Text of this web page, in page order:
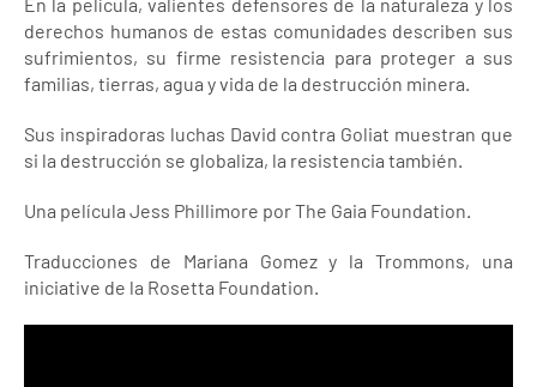
derechos humanos de estas comunidades describen sus
sufrimientos, su firme resistencia para proteger a sus
familias, tierras, agua y vida de la destrucción minera.
Sus inspiradoras luchas David contra Goliat muestran que
si la destrucción se globaliza, la resistencia también.
Una película Jess Phillimore por The Gaia Foundation.
Traducciones de Mariana Gomez y la Trommons, una
iniciative de la Rosetta Foundation.